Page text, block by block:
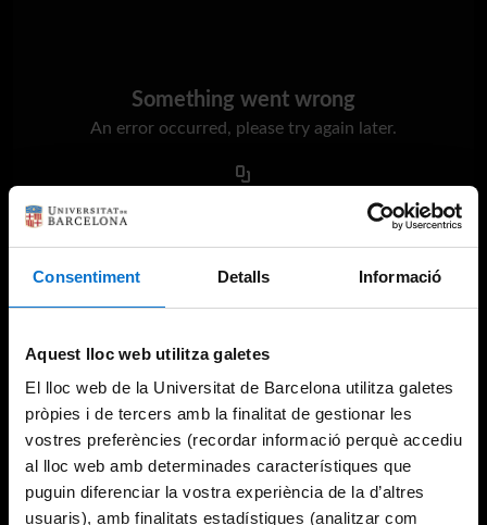
Consentiment Detalls Informació
Aquest lloc web utilitza galetes
El lloc web de la Universitat de Barcelona utilitza galetes
pròpies i de tercers amb la finalitat de gestionar les
vostres preferències (recordar informació perquè accediu
al lloc web amb determinades característiques que
puguin diferenciar la vostra experiència de la d’altres
usuaris), amb finalitats estadístiques (analitzar com
Something went wrong
An error occurred, please try again later.